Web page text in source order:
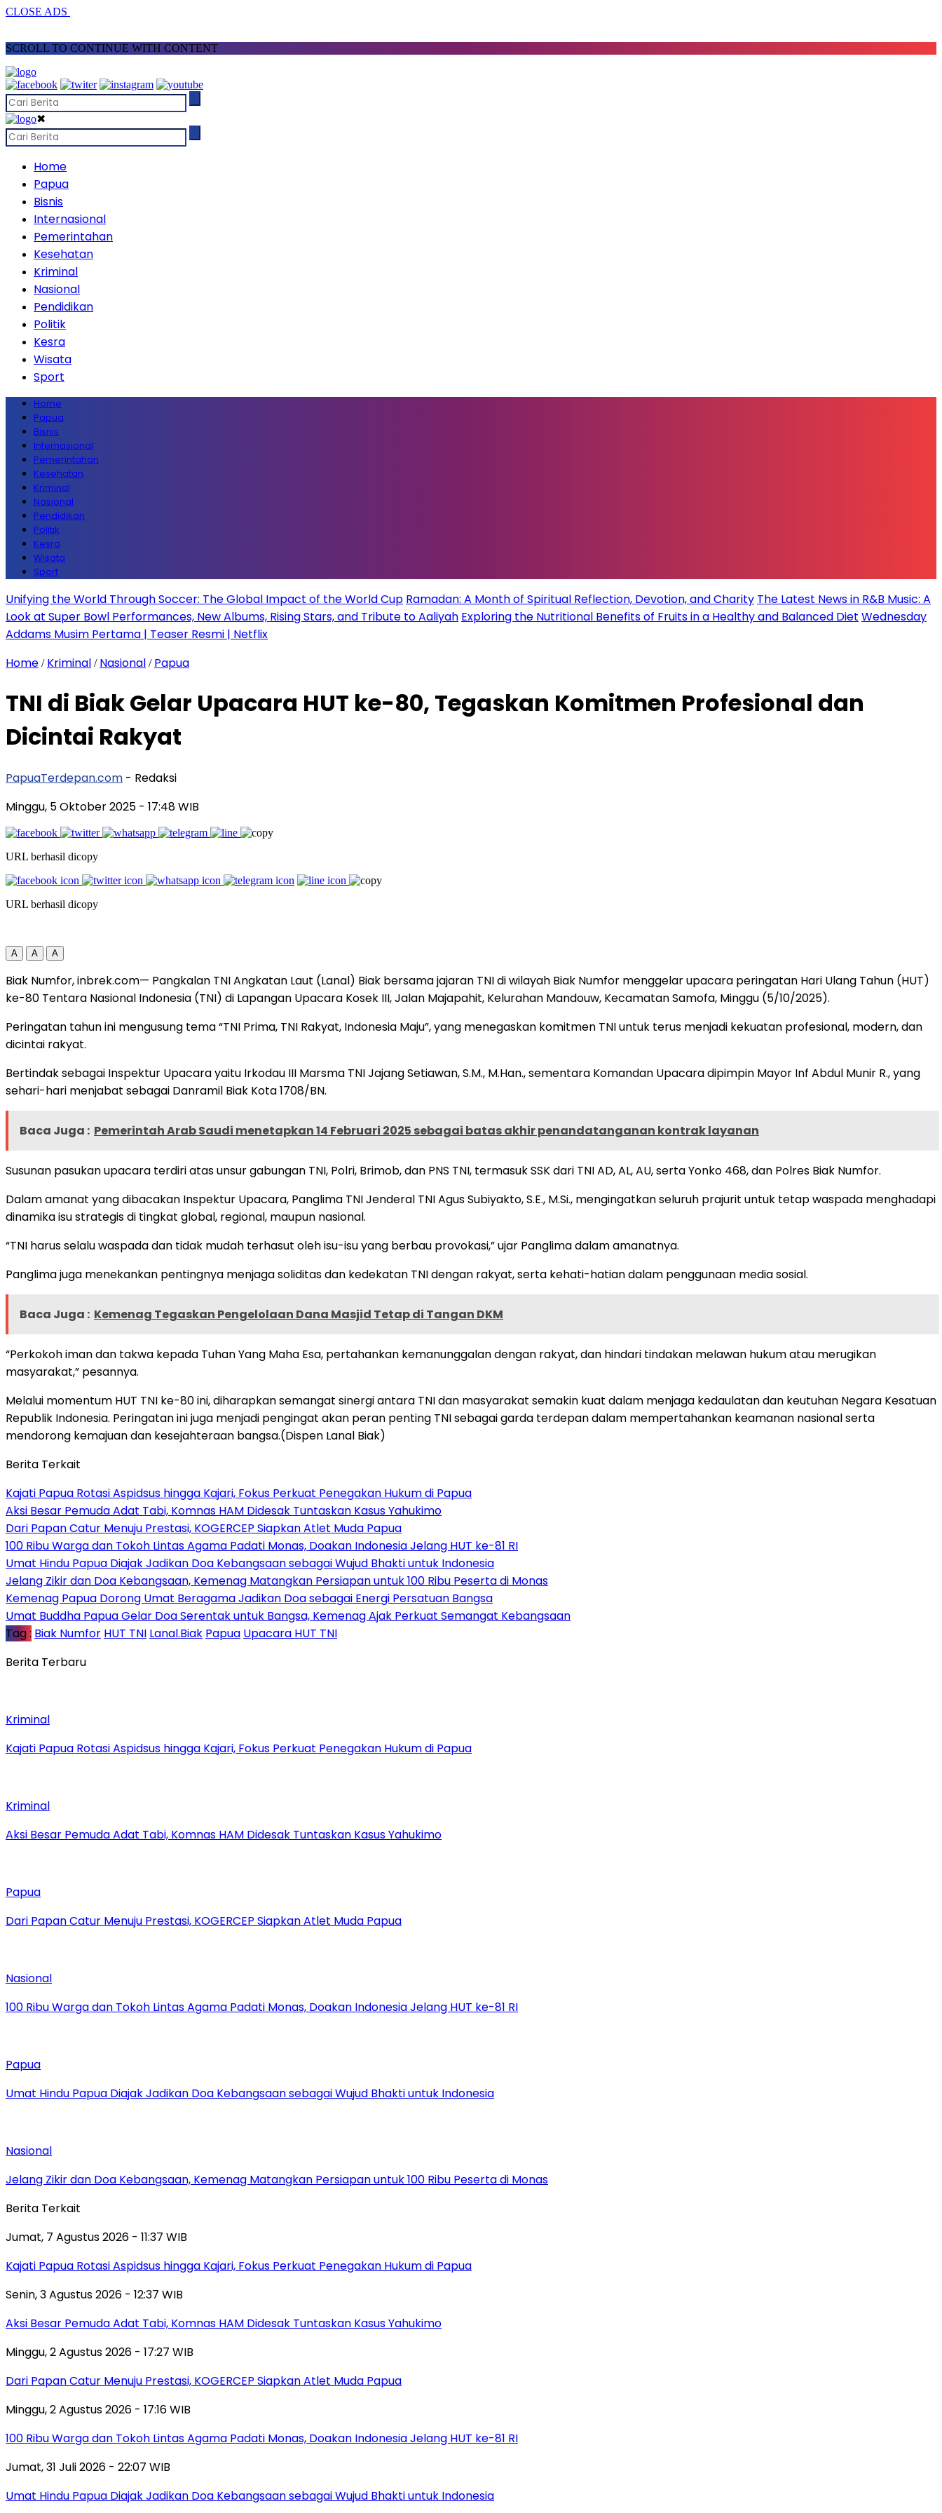
CLOSE ADS
SCROLL TO CONTINUE WITH CONTENT
✖
Home
Papua
Bisnis
Internasional
Pemerintahan
Kesehatan
Kriminal
Nasional
Pendidikan
Politik
Kesra
Wisata
Sport
Home
Papua
Bisnis
Internasional
Pemerintahan
Kesehatan
Kriminal
Nasional
Pendidikan
Politik
Kesra
Wisata
Sport
Unifying the World Through Soccer: The Global Impact of the World Cup Ramadan: A Month of Spiritual Reflection, Devotion, and Charity The Latest News in R&B Music: A
Look at Super Bowl Performances, New Albums, Rising Stars, and Tribute to Aaliyah Exploring the Nutritional Benefits of Fruits in a Healthy and Balanced Diet Wednesday
Addams Musim Pertama | Teaser Resmi | Netflix
Home / Kriminal / Nasional / Papua
TNI di Biak Gelar Upacara HUT ke-80, Tegaskan Komitmen Profesional dan
Dicintai Rakyat
PapuaTerdepan.com - Redaksi
Minggu, 5 Oktober 2025 - 17:48 WIB
URL berhasil dicopy
URL berhasil dicopy
A A A
Biak Numfor, inbrek.com— Pangkalan TNI Angkatan Laut (Lanal) Biak bersama jajaran TNI di wilayah Biak Numfor menggelar upacara peringatan Hari Ulang Tahun (HUT)
ke-80 Tentara Nasional Indonesia (TNI) di Lapangan Upacara Kosek III, Jalan Majapahit, Kelurahan Mandouw, Kecamatan Samofa, Minggu (5/10/2025).
Peringatan tahun ini mengusung tema “TNI Prima, TNI Rakyat, Indonesia Maju”, yang menegaskan komitmen TNI untuk terus menjadi kekuatan profesional, modern, dan
dicintai rakyat.
Bertindak sebagai Inspektur Upacara yaitu Irkodau III Marsma TNI Jajang Setiawan, S.M., M.Han., sementara Komandan Upacara dipimpin Mayor Inf Abdul Munir R., yang
sehari-hari menjabat sebagai Danramil Biak Kota 1708/BN.
Baca Juga : Pemerintah Arab Saudi menetapkan 14 Februari 2025 sebagai batas akhir penandatanganan kontrak layanan
Susunan pasukan upacara terdiri atas unsur gabungan TNI, Polri, Brimob, dan PNS TNI, termasuk SSK dari TNI AD, AL, AU, serta Yonko 468, dan Polres Biak Numfor.
Dalam amanat yang dibacakan Inspektur Upacara, Panglima TNI Jenderal TNI Agus Subiyakto, S.E., M.Si., mengingatkan seluruh prajurit untuk tetap waspada menghadapi
dinamika isu strategis di tingkat global, regional, maupun nasional.
“TNI harus selalu waspada dan tidak mudah terhasut oleh isu-isu yang berbau provokasi,” ujar Panglima dalam amanatnya.
Panglima juga menekankan pentingnya menjaga soliditas dan kedekatan TNI dengan rakyat, serta kehati-hatian dalam penggunaan media sosial.
Baca Juga : Kemenag Tegaskan Pengelolaan Dana Masjid Tetap di Tangan DKM
“Perkokoh iman dan takwa kepada Tuhan Yang Maha Esa, pertahankan kemanunggalan dengan rakyat, dan hindari tindakan melawan hukum atau merugikan
masyarakat,” pesannya.
Melalui momentum HUT TNI ke-80 ini, diharapkan semangat sinergi antara TNI dan masyarakat semakin kuat dalam menjaga kedaulatan dan keutuhan Negara Kesatuan
Republik Indonesia. Peringatan ini juga menjadi pengingat akan peran penting TNI sebagai garda terdepan dalam mempertahankan keamanan nasional serta
mendorong kemajuan dan kesejahteraan bangsa.(Dispen Lanal Biak)
Berita Terkait
Kajati Papua Rotasi Aspidsus hingga Kajari, Fokus Perkuat Penegakan Hukum di Papua
Aksi Besar Pemuda Adat Tabi, Komnas HAM Didesak Tuntaskan Kasus Yahukimo
Dari Papan Catur Menuju Prestasi, KOGERCEP Siapkan Atlet Muda Papua
100 Ribu Warga dan Tokoh Lintas Agama Padati Monas, Doakan Indonesia Jelang HUT ke-81 RI
Umat Hindu Papua Diajak Jadikan Doa Kebangsaan sebagai Wujud Bhakti untuk Indonesia
Jelang Zikir dan Doa Kebangsaan, Kemenag Matangkan Persiapan untuk 100 Ribu Peserta di Monas
Kemenag Papua Dorong Umat Beragama Jadikan Doa sebagai Energi Persatuan Bangsa
Umat Buddha Papua Gelar Doa Serentak untuk Bangsa, Kemenag Ajak Perkuat Semangat Kebangsaan
Tag : Biak Numfor HUT TNI Lanal.Biak Papua Upacara HUT TNI
Berita Terbaru
Kriminal
Kajati Papua Rotasi Aspidsus hingga Kajari, Fokus Perkuat Penegakan Hukum di Papua
Kriminal
Aksi Besar Pemuda Adat Tabi, Komnas HAM Didesak Tuntaskan Kasus Yahukimo
Papua
Dari Papan Catur Menuju Prestasi, KOGERCEP Siapkan Atlet Muda Papua
Nasional
100 Ribu Warga dan Tokoh Lintas Agama Padati Monas, Doakan Indonesia Jelang HUT ke-81 RI
Papua
Umat Hindu Papua Diajak Jadikan Doa Kebangsaan sebagai Wujud Bhakti untuk Indonesia
Nasional
Jelang Zikir dan Doa Kebangsaan, Kemenag Matangkan Persiapan untuk 100 Ribu Peserta di Monas
Berita Terkait
Jumat, 7 Agustus 2026 - 11:37 WIB
Kajati Papua Rotasi Aspidsus hingga Kajari, Fokus Perkuat Penegakan Hukum di Papua
Senin, 3 Agustus 2026 - 12:37 WIB
Aksi Besar Pemuda Adat Tabi, Komnas HAM Didesak Tuntaskan Kasus Yahukimo
Minggu, 2 Agustus 2026 - 17:27 WIB
Dari Papan Catur Menuju Prestasi, KOGERCEP Siapkan Atlet Muda Papua
Minggu, 2 Agustus 2026 - 17:16 WIB
100 Ribu Warga dan Tokoh Lintas Agama Padati Monas, Doakan Indonesia Jelang HUT ke-81 RI
Jumat, 31 Juli 2026 - 22:07 WIB
Umat Hindu Papua Diajak Jadikan Doa Kebangsaan sebagai Wujud Bhakti untuk Indonesia